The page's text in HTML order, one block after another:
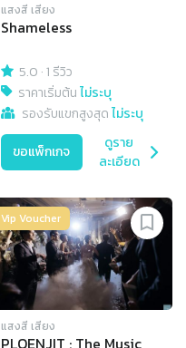
แสงสี เสียง
Shameless
5.0 ·1 รีวิว
ราคาเริ่มต้นไม่ระบุ
รองรับแขกสูงสุดไม่ระบุ
ขอแพ็กเกจ
ดูราย
ละเอียด
Vip Voucher
แสงสี เสียง